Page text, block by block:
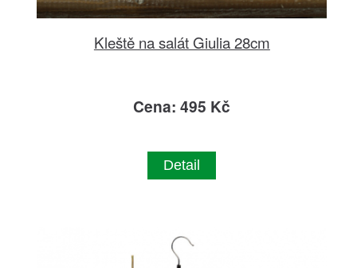
Kleště na salát Giulia 28cm
Cena: 495 Kč
Detail